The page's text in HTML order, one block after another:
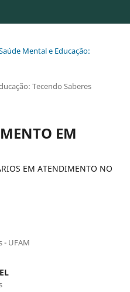
Mental e Educação:
Tecendo Saberes
EM
EM ATENDIMENTO NO
- UFAM